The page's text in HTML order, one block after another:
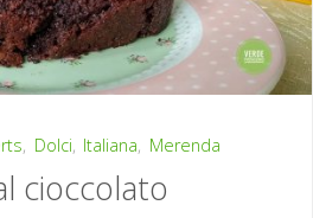
, Dolci, Italiana, Merenda
cioccolato